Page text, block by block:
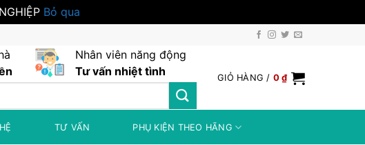
Bỏ qua
Nhân viên năng động
Tư vấn nhiệt tình
GIỎ HÀNG / 0₫
TƯ VẤN PHỤ KIỆN THEO HÃNG